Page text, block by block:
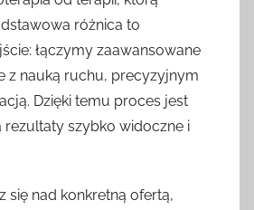
różnica to
łączymy zaawansowane
z nauką ruchu, precyzyjnym
Dzięki temu proces jest
rezultaty szybko widoczne i
się nad konkretną ofertą,